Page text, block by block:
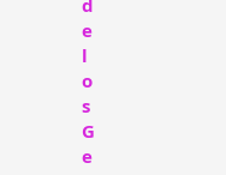
e
l
o
s
G
e